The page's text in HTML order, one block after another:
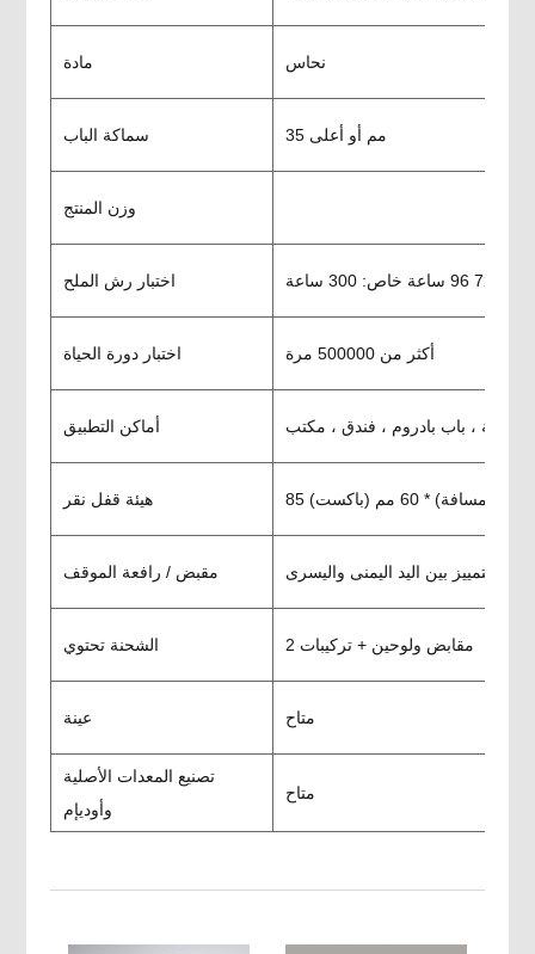
مادة نحاس
سماكة الباب 35 مم أو أعلى
وزن المنتج
اختبار رش الملح
اختبار دورة الحياة أكثر من 500000 مرة
أماكن التطبيق
هيئة قفل نقر المسافة) * 60 مم (باكست)
مقبض / رافعة الموقف ؛ التمييز بين اليد اليمنى واليسرى
الشحنة تحتوي 2 مقابض ولوحين + تركيبات
عينة متاح
تصنيع المعدات الأصلية
وأوديإم
متاح